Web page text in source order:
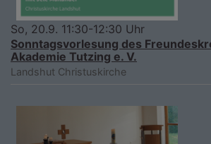
So, 20.9. 11:30-12:30 Uhr
Sonntagsvorlesung des
Akademie Tutzing e. V.
Landshut Christuskirche